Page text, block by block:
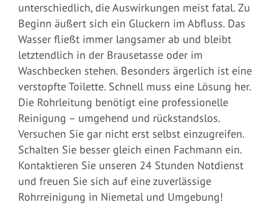
unterschiedlich, die Auswirkungen meist fatal. Zu
Beginn äußert sich ein Gluckern im Abfluss. Das
Wasser fließt immer langsamer ab und bleibt
letztendlich in der Brausetasse oder im
Waschbecken stehen. Besonders ärgerlich ist eine
verstopfte Toilette. Schnell muss eine Lösung her.
Die Rohrleitung benötigt eine professionelle
Reinigung – umgehend und rückstandslos.
Versuchen Sie gar nicht erst selbst einzugreifen.
Schalten Sie besser gleich einen Fachmann ein.
Kontaktieren Sie unseren 24 Stunden Notdienst
und freuen Sie sich auf eine zuverlässige
Rohrreinigung in Niemetal und Umgebung!